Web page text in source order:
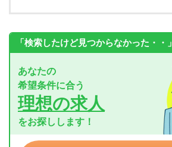
「検索したけど見つからなかった・・」
あなたの
希望条件に合う
理想の求人
をお探しします！